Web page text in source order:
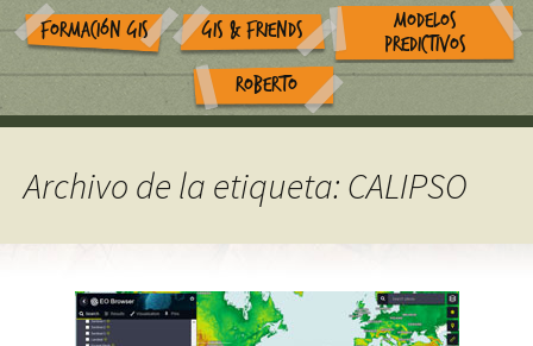
FORMACIÓN GIS GIS & FRIENDS
MODELOS
PREDICTIVOS
ROBERTO
Archivo de la etiqueta: CALIPSO